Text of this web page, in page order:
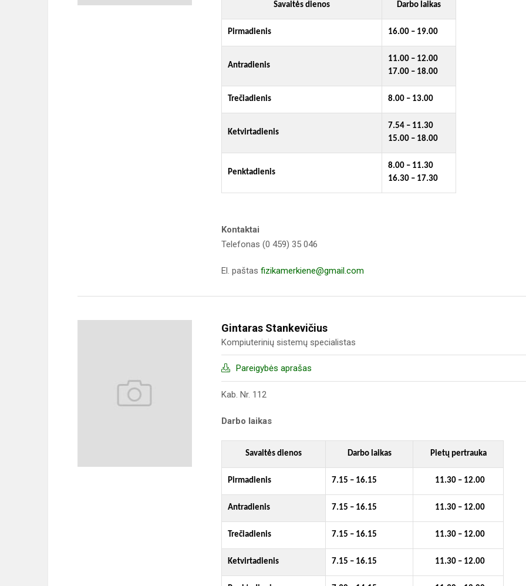
Savaitės dienos Darbo laikas
Pirmadienis 16.00 – 19.00
Antradienis
11.00 – 12.00
17.00 – 18.00
Trečiadienis 8.00 – 13.00
Ketvirtadienis
7.54 – 11.30
15.00 – 18.00
Penktadienis
8.00 – 11.30
16.30 – 17.30
Kontaktai
Telefonas (0 459) 35 046
El. paštas fizikamerkiene@gmail.com
Gintaras Stankevičius
Kompiuterinių sistemų specialistas
Pareigybės aprašas
Kab. Nr. 112
Darbo laikas
Savaitės dienos Darbo laikas Pietų pertrauka
Pirmadienis 7.15 – 16.15 11.30 – 12.00
Antradienis 7.15 – 16.15 11.30 – 12.00
Trečiadienis 7.15 – 16.15 11.30 – 12.00
Ketvirtadienis 7.15 – 16.15 11.30 – 12.00